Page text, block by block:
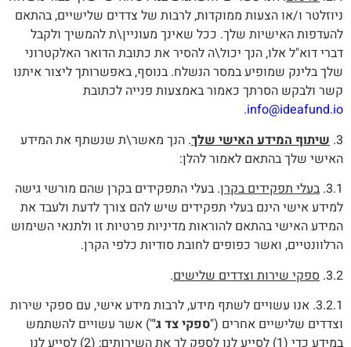
ניוזלטר ו/או הצעות ממוקדות, לרבות של צדדים שלישיים, בהתאם
להעדפות האישיות שלך. ככל שאינך מעוניין\ת להמשיך ולקבל
דברי דוא"ל אלו, הנך יכול\ה להסיר את כתובת הדואר האלקטרוני
שלך בלינק שמופיע במסר הנשלח. בנוסף, באפשרותך ליצור איתנו
קשר ולבקש הסרתך כאמור באמצעות פנייה לכתובת
info@ideafund.io
.
3. שיתוף המידע האישי שלך. הנך מאשר\ת שנשתף את המידע
האישי שלך בהתאם לאמור להלן:
3.1. בעלי תפקידים בקרן. בעלי התפקידים בקרן שהם מורשי גישה
למידע אישי הינם בעלי תפקידים שיש להם צורך לדעת ולעבד את
המידע האישי בהתאם להוראות מדיניות פרטיות זו ולתנאי השימוש
הרלוונטיים, ואשר כפופים לחובת סודיות כלפי הקרן.
3.2. ספקי שירות וצדדים שלישים.
3.2.1. אנו עשויים לשתף מידע, לרבות מידע אישי, עם ספקי שירות
וצדדים שלישיים אחרים ("ספקי צד ג'") אשר עשויים להשתמש
במידע כדי (1) לסייע לנו לספק לך את השירותים; (2) לסייע לנו